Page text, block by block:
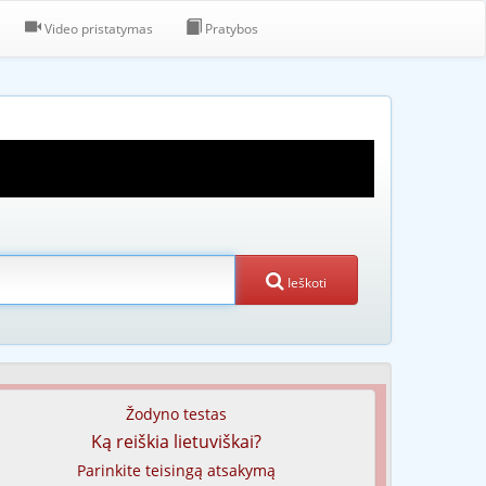
Video pristatymas Pratybos
Ieškoti
Žodyno testas
Ką reiškia lietuviškai?
Parinkite teisingą atsakymą